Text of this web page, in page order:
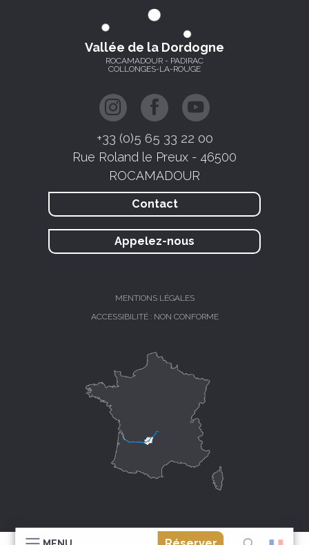
Vallée de la Dordogne
ROCAMADOUR - PADIRAC
COLLONGES-LA-ROUGE
+33 (0)5 65 33 22 00
Rue Roland le Preux - 46500
ROCAMADOUR
Contact
Appelez-nous
MENTIONS LÉGALES
ACCESSIBILITÉ : NON CONFORME